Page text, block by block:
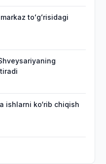
toʻgʻrisidagi
ishlarni ko‘rib chiqish